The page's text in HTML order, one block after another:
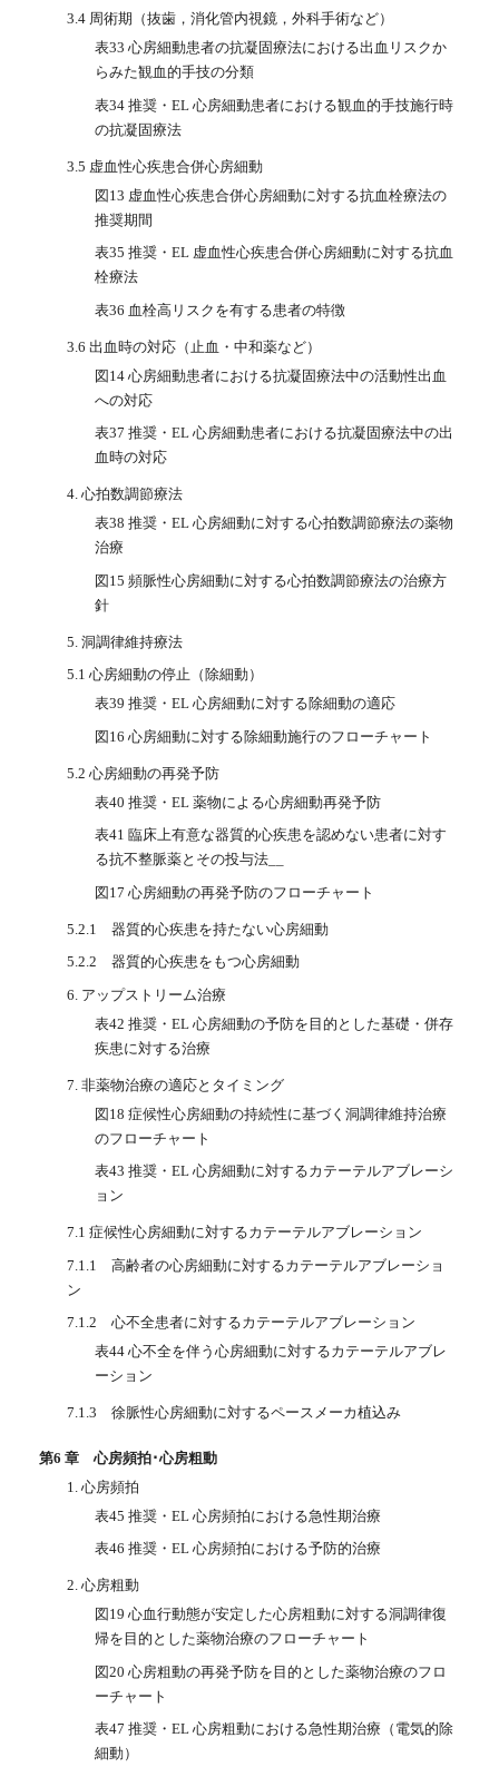
3.4 周術期（抜歯，消化管内視鏡，外科手術など）
表33 心房細動患者の抗凝固療法における出血リスクか
らみた観血的手技の分類
表34 推奨・EL 心房細動患者における観血的手技施行時
の抗凝固療法
3.5 虚血性心疾患合併心房細動
図13 虚血性心疾患合併心房細動に対する抗血栓療法の
推奨期間
表35 推奨・EL 虚血性心疾患合併心房細動に対する抗血
栓療法
表36 血栓高リスクを有する患者の特徴
3.6 出血時の対応（止血・中和薬など）
図14 心房細動患者における抗凝固療法中の活動性出血
への対応
表37 推奨・EL 心房細動患者における抗凝固療法中の出
血時の対応
4. 心拍数調節療法
表38 推奨・EL 心房細動に対する心拍数調節療法の薬物
治療
図15 頻脈性心房細動に対する心拍数調節療法の治療方
針
5. 洞調律維持療法
5.1 心房細動の停止（除細動）
表39 推奨・EL 心房細動に対する除細動の適応
図16 心房細動に対する除細動施行のフローチャート
5.2 心房細動の再発予防
表40 推奨・EL 薬物による心房細動再発予防
表41 臨床上有意な器質的心疾患を認めない患者に対す
る抗不整脈薬とその投与法__
図17 心房細動の再発予防のフローチャート
5.2.1 器質的心疾患を持たない心房細動
5.2.2 器質的心疾患をもつ心房細動
6. アップストリーム治療
表42 推奨・EL 心房細動の予防を目的とした基礎・併存
疾患に対する治療
7. 非薬物治療の適応とタイミング
図18 症候性心房細動の持続性に基づく洞調律維持治療
のフローチャート
表43 推奨・EL 心房細動に対するカテーテルアブレーシ
ョン
7.1 症候性心房細動に対するカテーテルアブレーション
7.1.1 高齢者の心房細動に対するカテーテルアブレーショ
ン
7.1.2 心不全患者に対するカテーテルアブレーション
表44 心不全を伴う心房細動に対するカテーテルアブレ
ーション
7.1.3 徐脈性心房細動に対するペースメーカ植込み
第6 章 心房頻拍･心房粗動
1. 心房頻拍
表45 推奨・EL 心房頻拍における急性期治療
表46 推奨・EL 心房頻拍における予防的治療
2. 心房粗動
図19 心血行動態が安定した心房粗動に対する洞調律復
帰を目的とした薬物治療のフローチャート
図20 心房粗動の再発予防を目的とした薬物治療のフロ
ーチャート
表47 推奨・EL 心房粗動における急性期治療（電気的除
細動）